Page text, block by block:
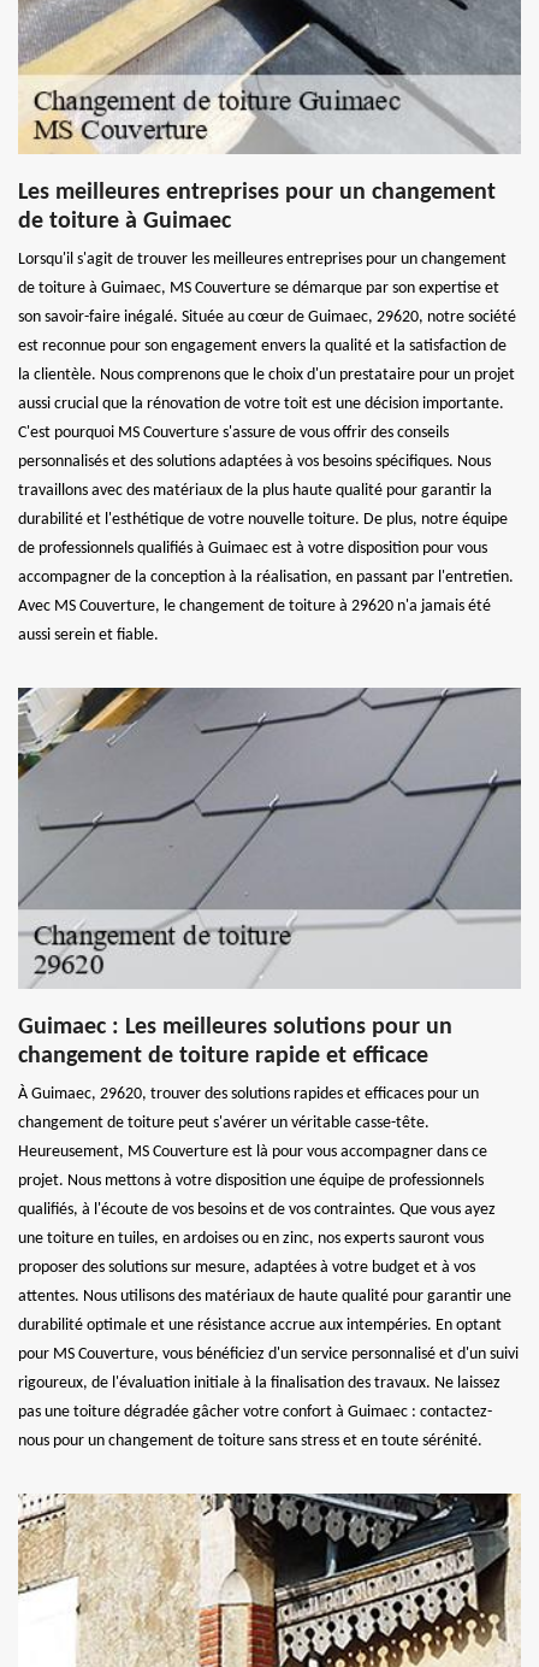
Les meilleures entreprises pour un changement
de toiture à Guimaec
Lorsqu'il s'agit de trouver les meilleures entreprises pour un changement
de toiture à Guimaec, MS Couverture se démarque par son expertise et
son savoir-faire inégalé. Située au cœur de Guimaec, 29620, notre société
est reconnue pour son engagement envers la qualité et la satisfaction de
la clientèle. Nous comprenons que le choix d'un prestataire pour un projet
aussi crucial que la rénovation de votre toit est une décision importante.
C'est pourquoi MS Couverture s'assure de vous offrir des conseils
personnalisés et des solutions adaptées à vos besoins spécifiques. Nous
travaillons avec des matériaux de la plus haute qualité pour garantir la
durabilité et l'esthétique de votre nouvelle toiture. De plus, notre équipe
de professionnels qualifiés à Guimaec est à votre disposition pour vous
accompagner de la conception à la réalisation, en passant par l'entretien.
Avec MS Couverture, le changement de toiture à 29620 n'a jamais été
aussi serein et fiable.
Guimaec : Les meilleures solutions pour un
changement de toiture rapide et efficace
À Guimaec, 29620, trouver des solutions rapides et efficaces pour un
changement de toiture peut s'avérer un véritable casse-tête.
Heureusement, MS Couverture est là pour vous accompagner dans ce
projet. Nous mettons à votre disposition une équipe de professionnels
qualifiés, à l'écoute de vos besoins et de vos contraintes. Que vous ayez
une toiture en tuiles, en ardoises ou en zinc, nos experts sauront vous
proposer des solutions sur mesure, adaptées à votre budget et à vos
attentes. Nous utilisons des matériaux de haute qualité pour garantir une
durabilité optimale et une résistance accrue aux intempéries. En optant
pour MS Couverture, vous bénéficiez d'un service personnalisé et d'un suivi
rigoureux, de l'évaluation initiale à la finalisation des travaux. Ne laissez
pas une toiture dégradée gâcher votre confort à Guimaec : contactez-
nous pour un changement de toiture sans stress et en toute sérénité.